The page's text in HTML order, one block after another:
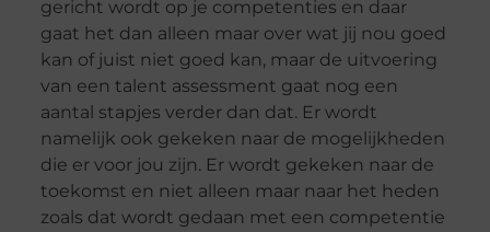
gericht wordt op je competenties en daar
gaat het dan alleen maar over wat jij nou goed
kan of juist niet goed kan, maar de uitvoering
van een talent assessment gaat nog een
aantal stapjes verder dan dat. Er wordt
namelijk ook gekeken naar de mogelijkheden
die er voor jou zijn. Er wordt gekeken naar de
toekomst en niet alleen maar naar het heden
zoals dat wordt gedaan met een competentie